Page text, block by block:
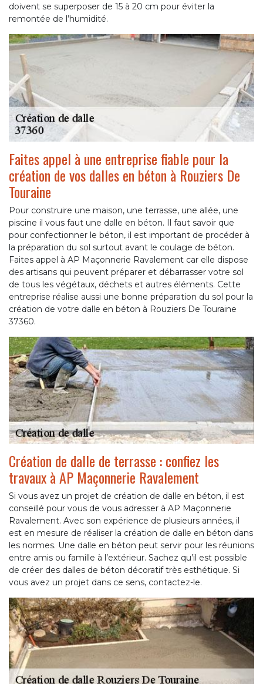
doivent se superposer de 15 à 20 cm pour éviter la
remontée de l’humidité.
Faites appel à une entreprise fiable pour la
création de vos dalles en béton à Rouziers De
Touraine
Pour construire une maison, une terrasse, une allée, une
piscine il vous faut une dalle en béton. Il faut savoir que
pour confectionner le béton, il est important de procéder à
la préparation du sol surtout avant le coulage de béton.
Faites appel à AP Maçonnerie Ravalement car elle dispose
des artisans qui peuvent préparer et débarrasser votre sol
de tous les végétaux, déchets et autres éléments. Cette
entreprise réalise aussi une bonne préparation du sol pour la
création de votre dalle en béton à Rouziers De Touraine
37360.
Création de dalle de terrasse : confiez les
travaux à AP Maçonnerie Ravalement
Si vous avez un projet de création de dalle en béton, il est
conseillé pour vous de vous adresser à AP Maçonnerie
Ravalement. Avec son expérience de plusieurs années, il
est en mesure de réaliser la création de dalle en béton dans
les normes. Une dalle en béton peut servir pour les réunions
entre amis ou famille à l’extérieur. Sachez qu’il est possible
de créer des dalles de béton décoratif très esthétique. Si
vous avez un projet dans ce sens, contactez-le.